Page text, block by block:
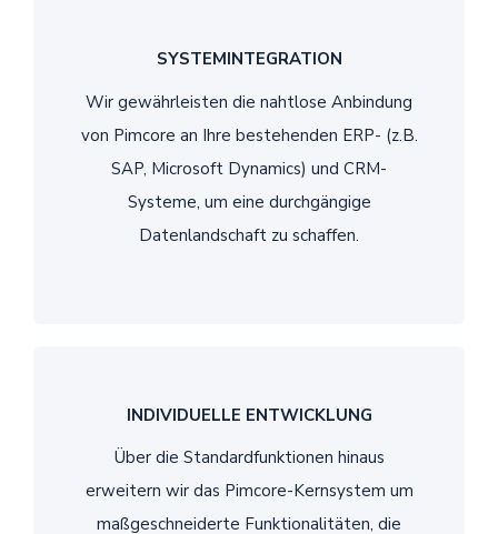
SYSTEMINTEGRATION
Wir gewährleisten die nahtlose Anbindung
von Pimcore an Ihre bestehenden ERP- (z.B.
SAP, Microsoft Dynamics) und CRM-
Systeme, um eine durchgängige
Datenlandschaft zu schaffen.
INDIVIDUELLE ENTWICKLUNG
Über die Standardfunktionen hinaus
erweitern wir das Pimcore-Kernsystem um
maßgeschneiderte Funktionalitäten, die